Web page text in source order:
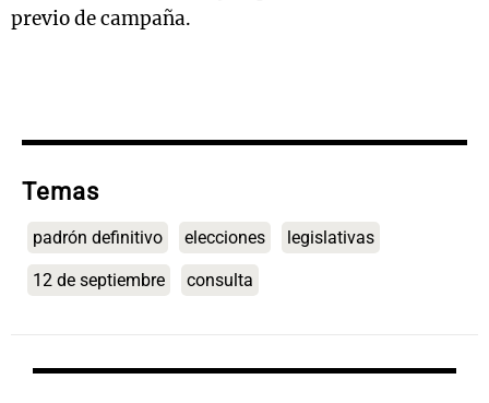
previo de campaña.
Temas
padrón definitivo elecciones legislativas
12 de septiembre consulta